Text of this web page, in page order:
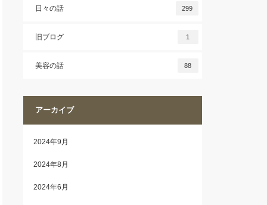
日々の話 299
旧ブログ 1
美容の話 88
アーカイブ
2024年9月
2024年8月
2024年6月